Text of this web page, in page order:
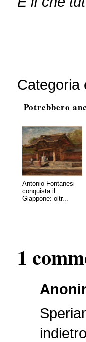
Categoria
Potrebbero
Antonio Fontanesi
conquista il
Giappone: oltr...
1